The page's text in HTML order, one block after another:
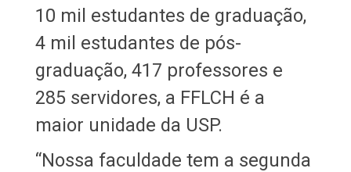
10 mil estudantes de graduação,
4 mil estudantes de pós-
graduação, 417 professores e
285 servidores, a FFLCH é a
maior unidade da USP.
“Nossa faculdade tem a segunda